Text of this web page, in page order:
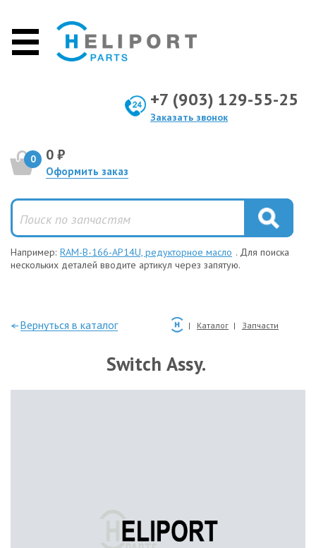
+7 (903) 129-55-25
Заказать звонок
0 0 ₽
Оформить заказ
Например: RAM-B-166-AP14U, редукторное масло . Для поиска
нескольких деталей вводите артикул через запятую.
—Вернуться в каталог Каталог Запчасти
Switch Assy.